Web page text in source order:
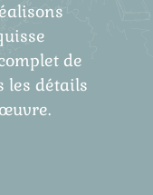
de
les détails